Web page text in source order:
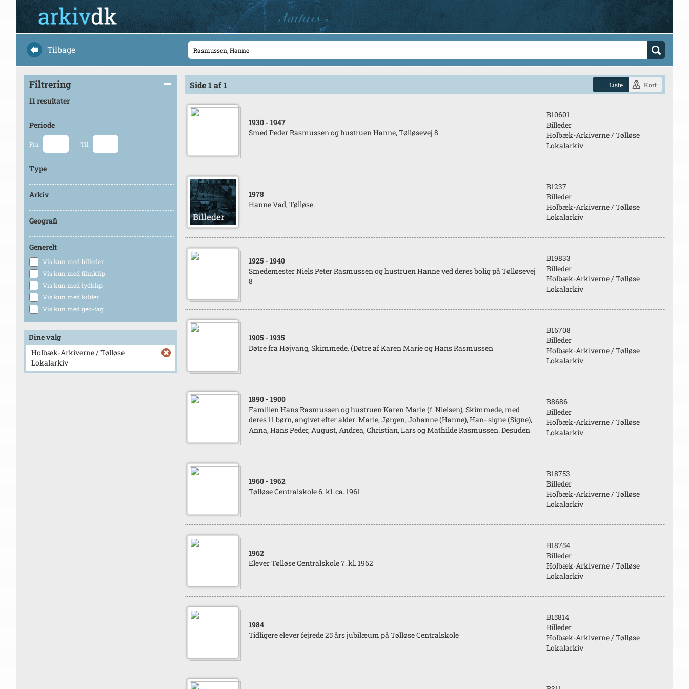
Tilbage
Filtrering
11 resultater
Periode
Fra Til
Type
Arkiv
Geografi
Generelt
Vis kun med billeder
Vis kun med filmklip
Vis kun med lydklip
Vis kun med kilder
Vis kun med geo-tag
Dine valg
Holbæk-Arkiverne / Tølløse
Lokalarkiv
Side 1 af 1 Liste Kort
1930 - 1947
Smed Peder Rasmussen og hustruen Hanne, Tølløsevej 8
B10601
Billeder
Holbæk-Arkiverne / Tølløse
Lokalarkiv
1978
Hanne Vad, Tølløse.
B1237
Billeder
Holbæk-Arkiverne / Tølløse
Lokalarkiv
1925 - 1940
Smedemester Niels Peter Rasmussen og hustruen Hanne ved deres bolig på Tølløsevej
8
B19833
Billeder
Holbæk-Arkiverne / Tølløse
Lokalarkiv
1905 - 1935
Døtre fra Højvang, Skimmede. (Døtre af Karen Marie og Hans Rasmussen
B16708
Billeder
Holbæk-Arkiverne / Tølløse
Lokalarkiv
1890 - 1900
Familien Hans Rasmussen og hustruen Karen Marie (f. Nielsen), Skimmede, med
deres 11 børn, angivet efter alder: Marie, Jørgen, Johanne (Hanne), Han- signe (Signe),
Anna, Hans Peder, August, Andrea, Christian, Lars og Mathilde Rasmussen. Desuden
B8686
Billeder
Holbæk-Arkiverne / Tølløse
Lokalarkiv
1960 - 1962
Tølløse Centralskole 6. kl. ca. 1961
B18753
Billeder
Holbæk-Arkiverne / Tølløse
Lokalarkiv
1962
Elever Tølløse Centralskole 7. kl. 1962
B18754
Billeder
Holbæk-Arkiverne / Tølløse
Lokalarkiv
1984
Tidligere elever fejrede 25 års jubilæum på Tølløse Centralskole
B15814
Billeder
Holbæk-Arkiverne / Tølløse
Lokalarkiv